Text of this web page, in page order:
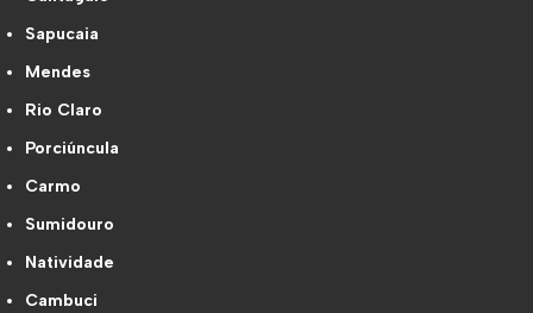
Sapucaia
Mendes
Rio Claro
Porciúncula
Carmo
Sumidouro
Natividade
Cambuci